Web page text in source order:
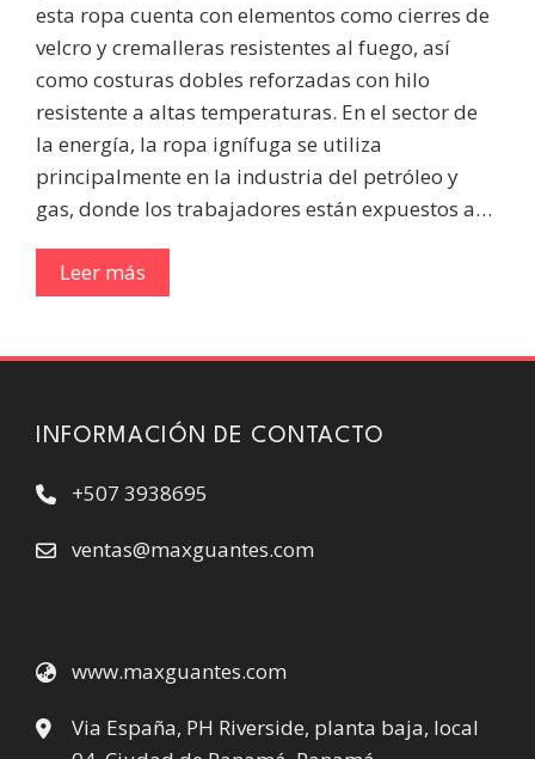
esta ropa cuenta con elementos como cierres de
velcro y cremalleras resistentes al fuego, así
como costuras dobles reforzadas con hilo
resistente a altas temperaturas. En el sector de
la energía, la ropa ignífuga se utiliza
principalmente en la industria del petróleo y
gas, donde los trabajadores están expuestos a…
Leer más
INFORMACIÓN DE CONTACTO
+507 3938695
ventas@maxguantes.com
www.maxguantes.com
Via España, PH Riverside, planta baja, local